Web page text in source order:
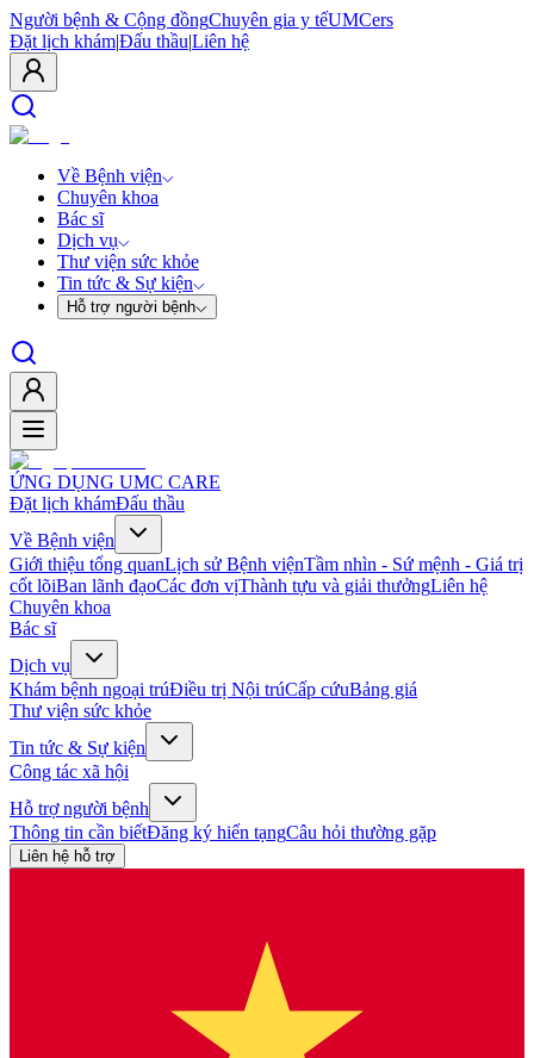
Người bệnh & Cộng đồngChuyên gia y tếUMCers
Đặt lịch khám|Đấu thầu|Liên hệ
Về Bệnh viện
Chuyên khoa
Bác sĩ
Dịch vụ
Thư viện sức khỏe
Tin tức & Sự kiện
Hỗ trợ người bệnh
ỨNG DỤNG UMC CARE
Đặt lịch khámĐấu thầu
Về Bệnh viện
Giới thiệu tổng quanLịch sử Bệnh việnTầm nhìn - Sứ mệnh - Giá trị
cốt lõiBan lãnh đạoCác đơn vịThành tựu và giải thưởngLiên hệ
Chuyên khoa
Bác sĩ
Dịch vụ
Khám bệnh ngoại trúĐiều trị Nội trúCấp cứuBảng giá
Thư viện sức khỏe
Tin tức & Sự kiện
Công tác xã hội
Hỗ trợ người bệnh
Thông tin cần biếtĐăng ký hiến tạngCâu hỏi thường gặp
Liên hệ hỗ trợ